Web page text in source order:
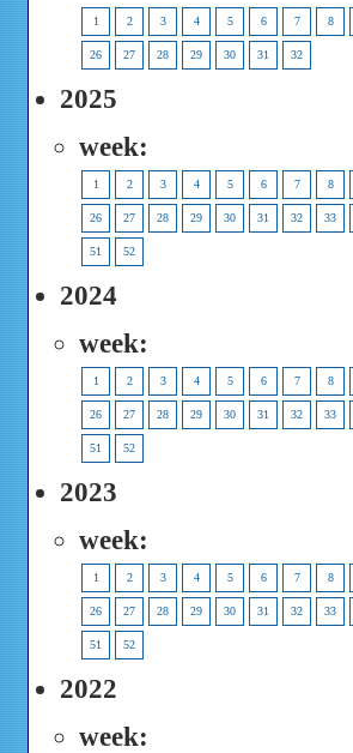
1 2 3 4 5 6 7 8
26 27 28 29 30 31 32
2025
week:
1 2 3 4 5 6 7 8
26 27 28 29 30 31 32 33
51 52
2024
week:
1 2 3 4 5 6 7 8
26 27 28 29 30 31 32 33
51 52
2023
week:
1 2 3 4 5 6 7 8
26 27 28 29 30 31 32 33
51 52
2022
week: